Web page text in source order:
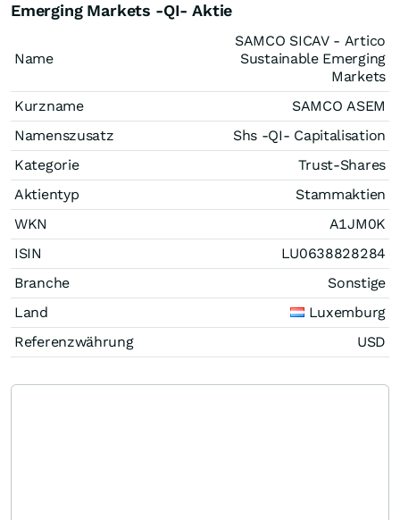
Emerging Markets -QI- Aktie
Name
SAMCO SICAV - Artico
Sustainable Emerging
Markets
Kurzname
SAMCO ASEM
Namenszusatz
Shs -QI- Capitalisation
Kategorie
Trust-Shares
Aktientyp
Stammaktien
WKN
A1JM0K
ISIN
LU0638828284
Branche
Sonstige
Land
Luxemburg
Referenzwährung
USD